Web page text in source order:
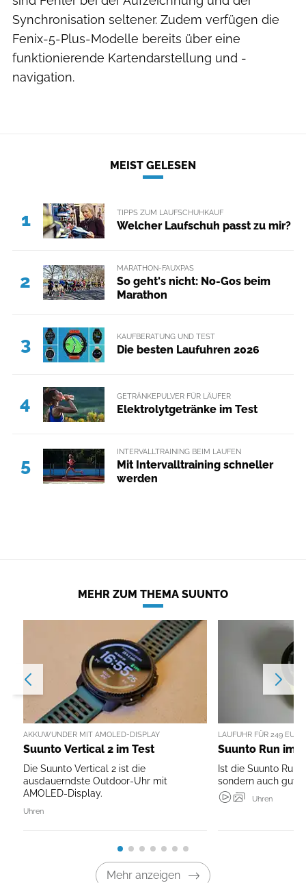
Synchronisation seltener. Zudem verfügen die
Fenix-5-Plus-Modelle bereits über eine
funktionierende Kartendarstellung und -
navigation.
MEIST GELESEN
1 TIPPS ZUM LAUFSCHUHKAUF
Welcher Laufschuh passt zu mir?
2
MARATHON-FAUXPAS
So geht's nicht: No-Gos beim
Marathon
3 KAUFBERATUNG UND TEST
Die besten Laufuhren 2026
4 GETRÄNKEPULVER FÜR LÄUFER
Elektrolytgetränke im Test
5
INTERVALLTRAINING BEIM LAUFEN
Mit Intervalltraining schneller
werden
MEHR ZUM THEMA SUUNTO
AKKUWUNDER MIT AMOLED-DISPLAY
Suunto Vertical 2 im Test
Die Suunto Vertical 2 ist die
ausdauerndste Outdoor-Uhr mit
AMOLED-Display.
Uhren
LAUFUHR FÜR 249 EURO
Suunto Run im
Ist die Suunto Run
sondern auch gut?
Uhren
Mehr anzeigen